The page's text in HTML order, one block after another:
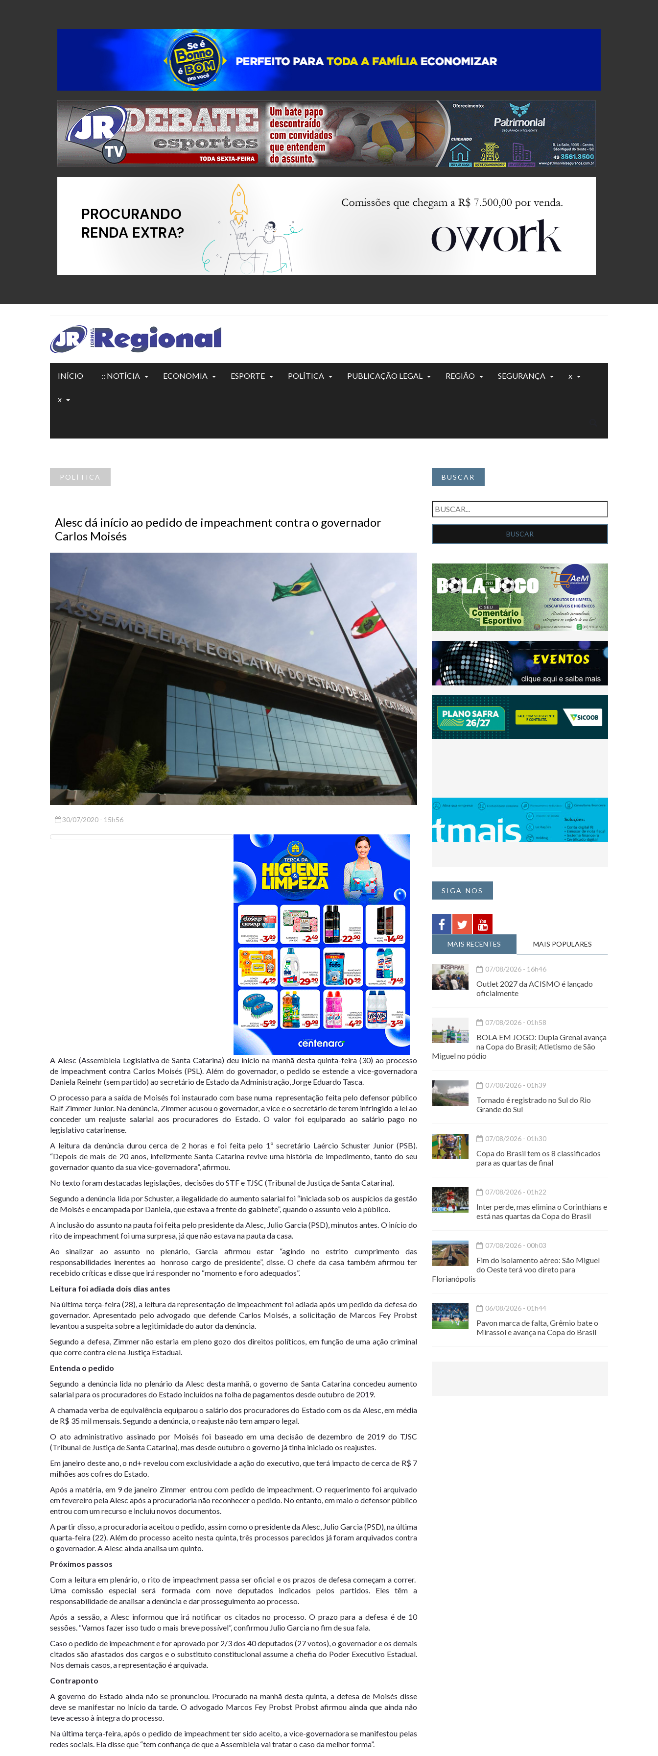
INÍCIO :: NOTÍCIA ECONOMIA ESPORTE POLÍTICA PUBLICAÇÃO LEGAL REGIÃO SEGURANÇA x
x
POLÍTICA
Alesc dá início ao pedido de impeachment contra o governador
Carlos Moisés
30/07/2020 - 15h56
A Alesc (Assembleia Legislativa de Santa Catarina) deu início na manhã desta quinta-feira (30) ao processo
de impeachmentcontra Carlos Moisés (PSL). Além do governador, o pedido se estende a vice-governadora
Daniela Reinehr (sem partido) ao secretário de Estado da Administração, Jorge Eduardo Tasca.
O processo para a saída de Moisés foi instaurado com base numa representação feita pelo defensor público
Ralf Zimmer Junior. Na denúncia, Zimmer acusou o governador, a vice e o secretário de terem infringido a lei ao
conceder umreajuste salarial aos procuradores do Estado. O valor foi equiparado ao salário pago no
legislativo catarinense.
A leitura da denúncia durou cerca de 2 horas e foi feita pelo 1º secretário Laércio Schuster Junior (PSB).
“Depois de mais de 20 anos, infelizmente Santa Catarina revive uma história de impedimento, tanto do seu
governador quanto da sua vice-governadora”, afirmou.
No texto foram destacadas legislações, decisões do STF e TJSC (Tribunal de Justiça de Santa Catarina).
Segundo a denúncia lida por Schuster, a ilegalidade do aumento salarial foi “iniciada sob os auspícios da gestão
de Moisés e encampada por Daniela, que estava a frente do gabinete”, quando o assunto veio à público.
A inclusãodo assunto na pauta foi feita pelo presidente da Alesc, Julio Garcia (PSD), minutos antes. O início do
rito de impeachment foi uma surpresa, já que não estava na pauta da casa.
Ao sinalizar ao assunto no plenário, Garcia afirmou estar “agindo no estrito cumprimento das
responsabilidades inerentes ao honroso cargo de presidente”, disse. O chefe da casa também afirmou ter
recebido críticas e disse que irá responder no “momento e foro adequados”.
Leitura foi adiada dois dias antes
Na última terça-feira (28), a leitura da representação de impeachment foi adiada após um pedido da defesa do
governador. Apresentado pelo advogado que defende Carlos Moisés, a solicitação de Marcos Fey Probst
levantou asuspeita sobre a legitimidade do autor da denúncia.
Segundo a defesa, Zimmer não estaria em pleno gozo dos direitos políticos, em função de uma ação criminal
que corre contra ele na Justiça Estadual.
Entenda o pedido
Segundo a denúncia lida no plenário da Alesc desta manhã, o governo de Santa Catarina concedeu aumento
salarial para os procuradores do Estado incluídos na folha de pagamentos desde outubro de 2019.
A chamada verba de equivalência equiparou o salário dos procuradores do Estado com os da Alesc, em média
de R$ 35 mil mensais. Segundo a denúncia, o reajuste não tem amparo legal.
O ato administrativo assinado por Moisés foi baseado em uma decisão de dezembro de 2019 do TJSC
(Tribunal de Justiça de Santa Catarina), mas desde outubro o governo já tinha iniciado os reajustes.
Em janeiro deste ano, o nd+ revelou comexclusividade a ação do executivo, que terá impacto de cerca de R$ 7
milhões aos cofres do Estado.
Após a matéria, em 9 de janeiro Zimmer entrou com pedido de impeachment. O requerimento foi arquivado
em fevereiro pela Alesc após a procuradoria não reconhecer o pedido. No entanto, em maio o defensor público
entrou com um recurso e incluiu novos documentos.
A partir disso, a procuradoria aceitou o pedido, assim como o presidente da Alesc, Julio Garcia (PSD), na última
quarta-feira (22). Além do processo aceito nesta quinta, três processos parecidos já foram arquivados contra
o governador. A Alesc ainda analisa um quinto.
Próximos passos
Com a leitura em plenário, o rito de impeachment passa ser oficial e os prazos de defesa começam a correr.
Uma comissão especial será formada com nove deputados indicados pelos partidos. Eles têm a
responsabilidade de analisar a denúncia e dar prosseguimento ao processo.
Após a sessão, a Alesc informou que irá notificar os citados no processo. O prazo para a defesa é de 10
sessões. “Vamos fazer isso tudo o mais breve possível”, confirmou Julio Garcia no fim de sua fala.
Caso o pedido de impeachment e for aprovado por 2/3 dos 40 deputados (27 votos), o governador e os demais
citados são afastados dos cargos e o substituto constitucional assume a chefia do Poder Executivo Estadual.
Nos demais casos, a representação é arquivada.
Contraponto
A governo do Estado ainda não se pronunciou. Procurado na manhã desta quinta, a defesa de Moisés disse
deve se manifestar no início da tarde. O advogado Marcos Fey Probst Probst afirmou ainda que ainda não
teve acesso à íntegra do processo.
Na última terça-feira, após o pedido de impeachment ter sido aceito, a vice-governadora se manifestou pelas
redes sociais. Ela disse que “tem confiança de que a Assembleia vai tratar o caso da melhor forma”.
BUSCAR
SIGA-NOS
MAIS RECENTES MAIS POPULARES
07/08/2026 - 16h46
Outlet 2027 da ACISMO é lançado
oficialmente
07/08/2026 - 01h58
BOLA EM JOGO: Dupla Grenal avança
na Copa do Brasil; Atletismo de São
Miguel no pódio
07/08/2026 - 01h39
Tornado é registrado no Sul do Rio
Grande do Sul
07/08/2026 - 01h30
Copa do Brasil tem os 8 classificados
para as quartas de final
07/08/2026 - 01h22
Inter perde, mas elimina o Corinthians e
está nas quartas da Copa do Brasil
07/08/2026 - 00h03
Fim do isolamento aéreo: São Miguel
do Oeste terá voo direto para
Florianópolis
06/08/2026 - 01h44
Pavon marca de falta, Grêmio bate o
Mirassol e avança na Copa do Brasil